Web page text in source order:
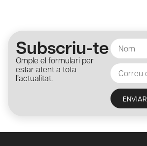
Subscriu-te
Omple el formulari per
estar atent a tota
l’actualitat.
ENVIAR